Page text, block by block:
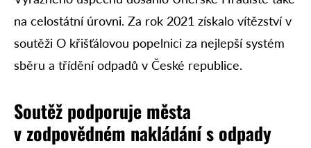
na celostátní úrovni. Za rok 2021 získalo vítězství v
soutěži O křišťálovou popelnici za nejlepší systém
sběru a třídění odpadů v České republice.
Soutěž podporuje města
v zodpovědném nakládání s odpady